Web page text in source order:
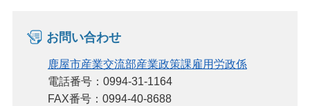
お問い合わせ
鹿屋市産業交流部産業政策課雇用労政係
電話番号：0994-31-1164
FAX番号：0994-40-8688